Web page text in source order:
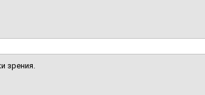
зрения.